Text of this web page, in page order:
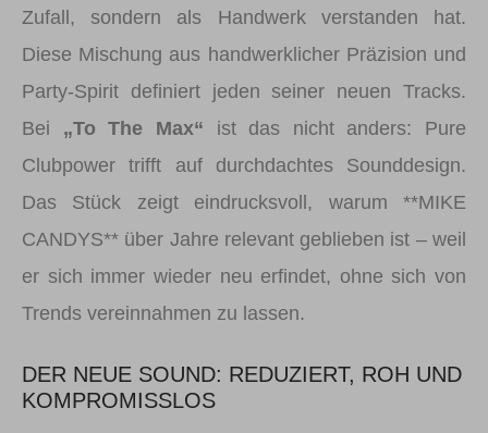
Zufall, sondern als Handwerk verstanden hat.
Diese Mischung aus handwerklicher Präzision und
Party-Spirit definiert jeden seiner neuen Tracks.
Bei „To The Max“ ist das nicht anders: Pure
Clubpower trifft auf durchdachtes Sounddesign.
Das Stück zeigt eindrucksvoll, warum **MIKE
CANDYS** über Jahre relevant geblieben ist – weil
er sich immer wieder neu erfindet, ohne sich von
Trends vereinnahmen zu lassen.
DER NEUE SOUND: REDUZIERT, ROH UND
KOMPROMISSLOS